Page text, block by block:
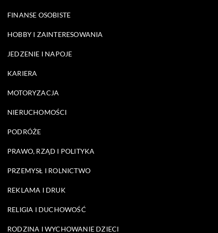
FINANSE OSOBISTE
HOBBY I ZAINTERESOWANIA
JEDZENIE I NAPOJE
KARIERA
MOTORYZACJA
NIERUCHOMOŚCI
PODRÓŻE
PRAWO, RZĄD I POLITYKA
PRZEMYSŁ I ROLNICTWO
REKLAMA I DRUK
RELIGIA I DUCHOWOŚĆ
RODZINA I WYCHOWANIE DZIECI